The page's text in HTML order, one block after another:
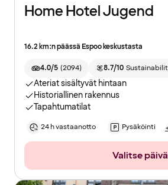
Home Hotel Jugend
16.2 km:n päässä Espoo keskustasta
4.0/5 (2094) 8.7/10
Ateriat sisältyvät hintaan
Historiallinen rakennus
Tapahtumatilat
24 h vastaanotto Pysäköinti
Valitse